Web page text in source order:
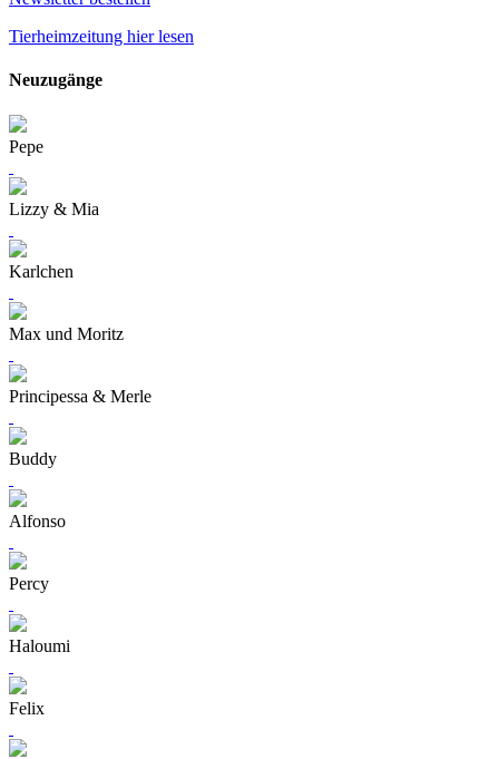
Tierheimzeitung hier lesen
Neuzugänge
Pepe
Lizzy & Mia
Karlchen
Max und Moritz
Principessa & Merle
Buddy
Alfonso
Percy
Haloumi
Felix